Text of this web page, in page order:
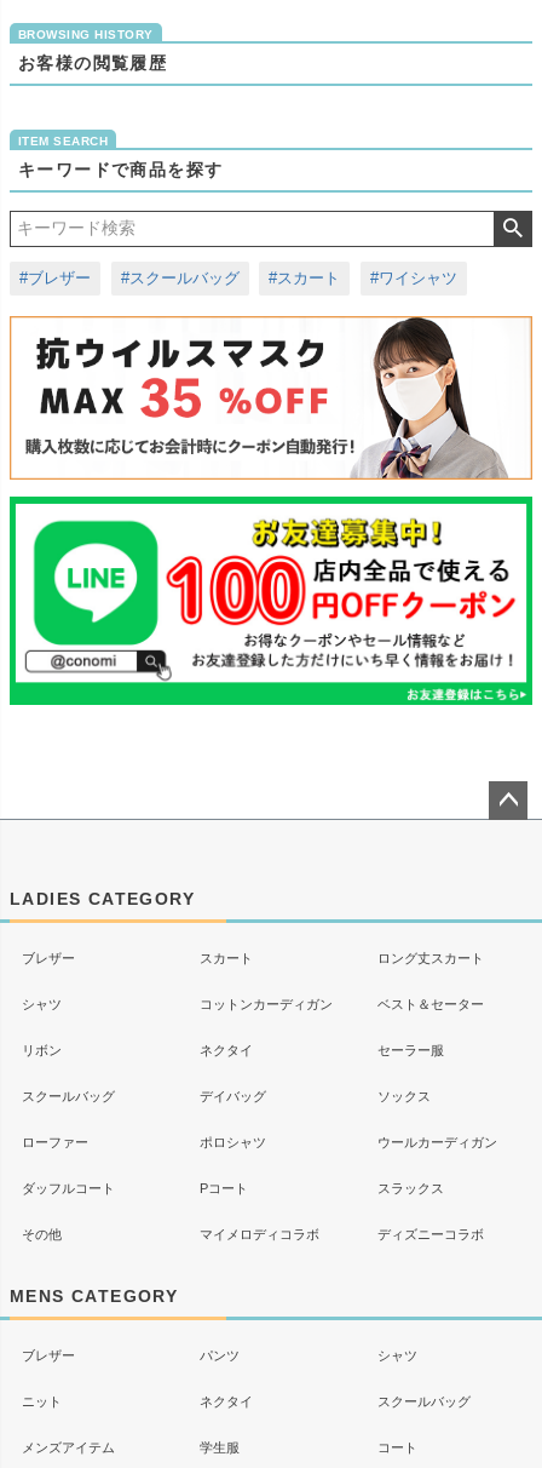
お客様の閲覧履歴
キーワードで商品を探す
#ブレザー #スクールバッグ #スカート #ワイシャツ
LADIES CATEGORY
ブレザー スカート ロング丈スカート
シャツ コットンカーディガン ベスト＆セーター
リボン ネクタイ セーラー服
スクールバッグ デイバッグ ソックス
ローファー ポロシャツ ウールカーディガン
ダッフルコート Pコート スラックス
その他 マイメロディコラボ ディズニーコラボ
MENS CATEGORY
ブレザー パンツ シャツ
ニット ネクタイ スクールバッグ
メンズアイテム 学生服 コート